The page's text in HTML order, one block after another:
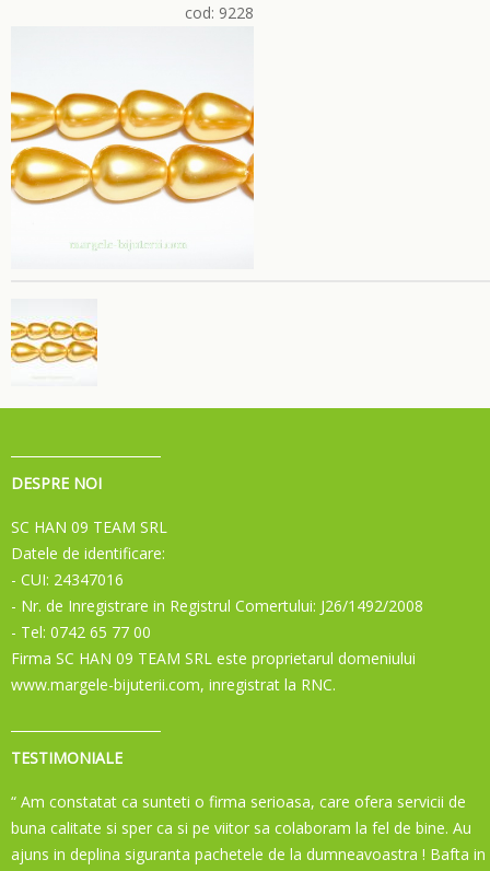
cod: 9228
DESPRE NOI
SC HAN 09 TEAM SRL
Datele de identificare:
- CUI: 24347016
- Nr. de Inregistrare in Registrul Comertului: J26/1492/2008
- Tel: 0742 65 77 00
Firma SC HAN 09 TEAM SRL este proprietarul domeniului
www.margele-bijuterii.com, inregistrat la RNC.
TESTIMONIALE
“ Am constatat ca sunteti o firma serioasa, care ofera servicii de
buna calitate si sper ca si pe viitor sa colaboram la fel de bine. Au
ajuns in deplina siguranta pachetele de la dumneavoastra ! Bafta in